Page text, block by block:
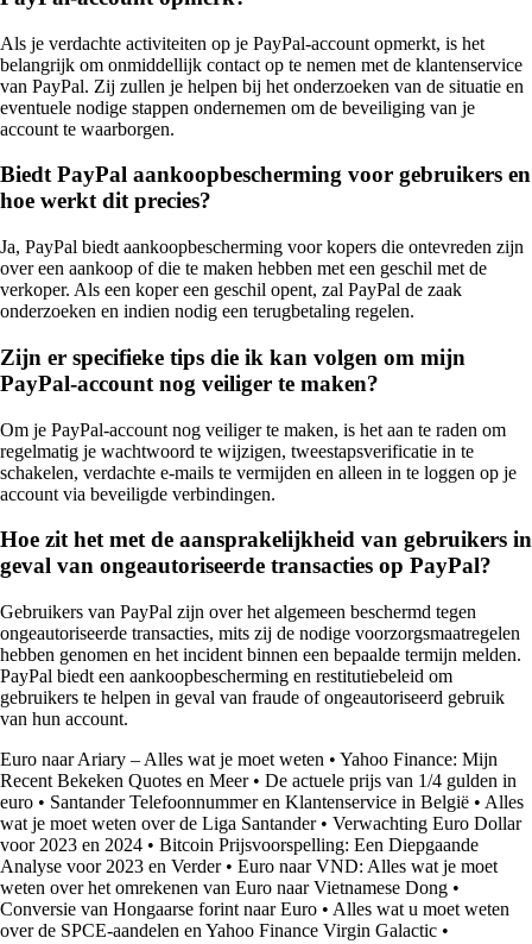
Als je verdachte activiteiten op je PayPal-account opmerkt, is het
belangrijk om onmiddellijk contact op te nemen met de klantenservice
van PayPal. Zij zullen je helpen bij het onderzoeken van de situatie en
eventuele nodige stappen ondernemen om de beveiliging van je
account te waarborgen.
Biedt PayPal aankoopbescherming voor gebruikers en
hoe werkt dit precies?
Ja, PayPal biedt aankoopbescherming voor kopers die ontevreden zijn
over een aankoop of die te maken hebben met een geschil met de
verkoper. Als een koper een geschil opent, zal PayPal de zaak
onderzoeken en indien nodig een terugbetaling regelen.
Zijn er specifieke tips die ik kan volgen om mijn
PayPal-account nog veiliger te maken?
Om je PayPal-account nog veiliger te maken, is het aan te raden om
regelmatig je wachtwoord te wijzigen, tweestapsverificatie in te
schakelen, verdachte e-mails te vermijden en alleen in te loggen op je
account via beveiligde verbindingen.
Hoe zit het met de aansprakelijkheid van gebruikers in
geval van ongeautoriseerde transacties op PayPal?
Gebruikers van PayPal zijn over het algemeen beschermd tegen
ongeautoriseerde transacties, mits zij de nodige voorzorgsmaatregelen
hebben genomen en het incident binnen een bepaalde termijn melden.
PayPal biedt een aankoopbescherming en restitutiebeleid om
gebruikers te helpen in geval van fraude of ongeautoriseerd gebruik
van hun account.
Euro naar Ariary – Alles wat je moet weten • Yahoo Finance: Mijn
Recent Bekeken Quotes en Meer• De actuele prijs van 1/4 gulden in
euro • Santander Telefoonnummer en Klantenservice in België • Alles
wat je moet weten over de Liga Santander• Verwachting Euro Dollar
voor 2023 en 2024 • Bitcoin Prijsvoorspelling: Een Diepgaande
Analyse voor 2023 en Verder• Euro naar VND: Alles wat je moet
weten over het omrekenen van Euro naar Vietnamese Dong •
Conversie van Hongaarse forint naar Euro • Alles wat u moet weten
over de SPCE-aandelen en Yahoo Finance Virgin Galactic •